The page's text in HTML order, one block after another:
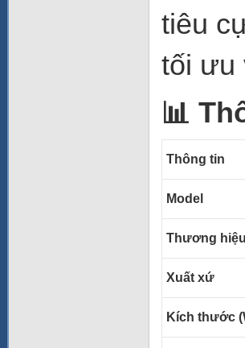
tiêu
tối ưu
📊
Thông tin
Model
Thương hiệu
Xuất xứ
Kích thước